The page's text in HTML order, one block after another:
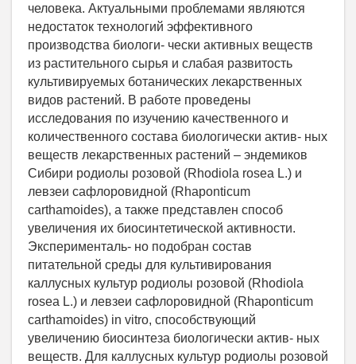
человека. Актуальными проблемами являются
недостаток технологий эффективного
производства биологи- чески активных веществ
из растительного сырья и слабая развитость
культивируемых ботанических лекарственных
видов растений. В работе проведены
исследования по изучению качественного и
количественного состава биологически актив- ных
веществ лекарственных растений – эндемиков
Сибири родиолы розовой (Rhodiola rosea L.) и
левзеи сафлоровидной (Rhaponticum
carthamoides), а также представлен способ
увеличения их биосинтетической активности.
Эксперименталь- но подобран состав
питательной среды для культивирования
каллусных культур родиолы розовой (Rhodiola
rosea L.) и левзеи сафлоровидной (Rhaponticum
carthamoides) in vitro, способствующий
увеличению биосинтеза биологически актив- ных
веществ. Для каллусных культур родиолы розовой